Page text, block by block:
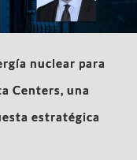
nuclear para
Centers, una
estratégica